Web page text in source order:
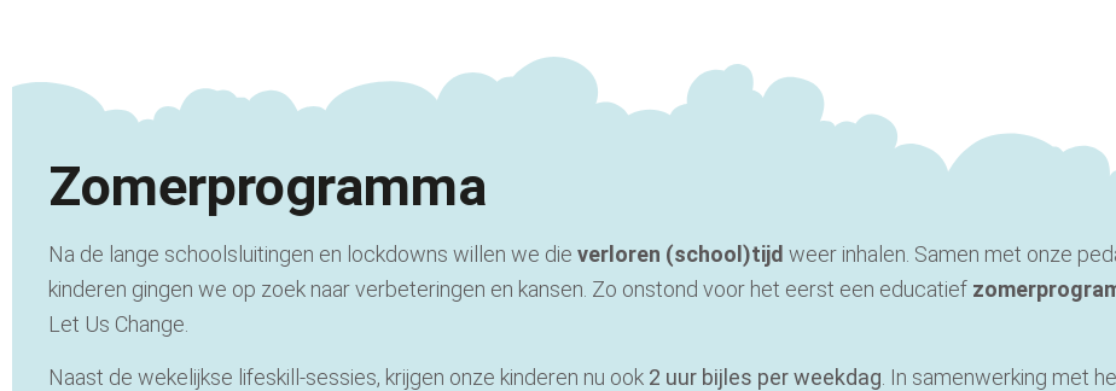
Zomerprogramma
Na de lange schoolsluitingen en lockdowns willen we die verloren (school)tijd weer inhalen. Samen met onze
kinderen gingen we op zoek naar verbeteringen en kansen. Zo onstond voor het eerst een educatief
Let Us Change.
Naast de wekelijkse lifeskill-sessies, krijgen onze kinderen nu ook 2 uur bijles per weekdag . In samenwerking met